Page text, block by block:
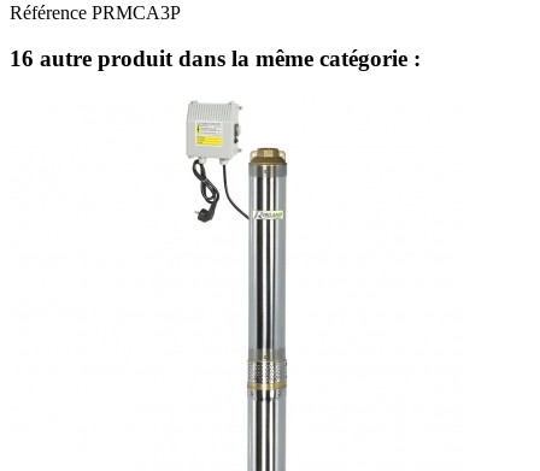
Référence PRMCA3P
16 autre produit dans la même catégorie :